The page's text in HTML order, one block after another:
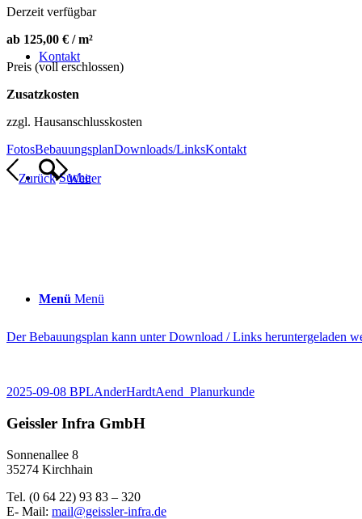
Kontakt
Suche
Menü Menü
Derzeit verfügbar
ab 125,00 € / m²
Preis (voll erschlossen)
Zusatzkosten
zzgl. Hausanschlusskosten
FotosBebauungsplanDownloads/LinksKontakt
Zurück Weiter
Der Bebauungsplan kann unter Download / Links heruntergeladen
2025-09-08 BPLAnderHardtAend_Planurkunde
Geissler Infra GmbH
Sonnenallee 8
35274 Kirchhain
​Tel. (0 64 22) 93 83 – 320
E- Mail: mail@geissler-infra.de